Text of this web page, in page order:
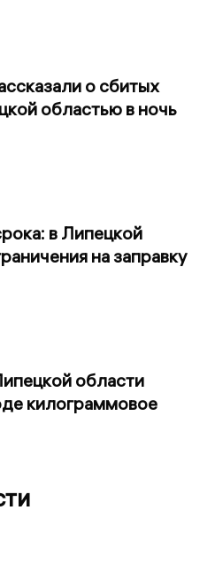
о сбитых
областью в ночь
в Липецкой
на заправку
области
килограммовое